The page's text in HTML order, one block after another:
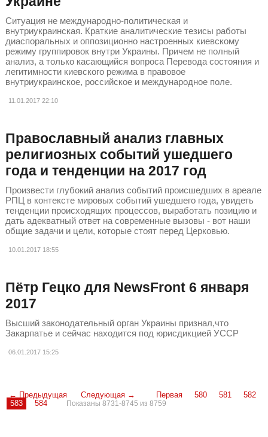
Ситуация не международно-политическая и
внутриукраинская. Краткие аналитические тезисы работы
диаспоральных и оппозиционно настроенных киевскому
режиму группировок внутри Украины. Причем не полный
анализ, а только касающийся вопроса Перевода состояния и
легитимности киевского режима в правовое
внутриукраинское, российское и международное поле.
11.01.2017 22:10
Православный анализ главных
религиозных событий ушедшего
года и тенденции на 2017 год
Произвести глубокий анализ событий происшедших в ареале
РПЦ в контексте мировых событий ушедшего года, увидеть
тенденции происходящих процессов, выработать позицию и
дать адекватный ответ на современные вызовы - вот наши
общие задачи и цели, которые стоят перед Церковью.
10.01.2017 18:55
Пётр Гецко для NewsFront 6 января
2017
Высший законодательный орган Украины признал,что
Закарпатье и сейчас находится под юрисдикцией УССР
06.01.2017 15:25
← Предыдущая Следующая → Первая 580 581
582
583
584 Показаны 8731-8745 из 8759